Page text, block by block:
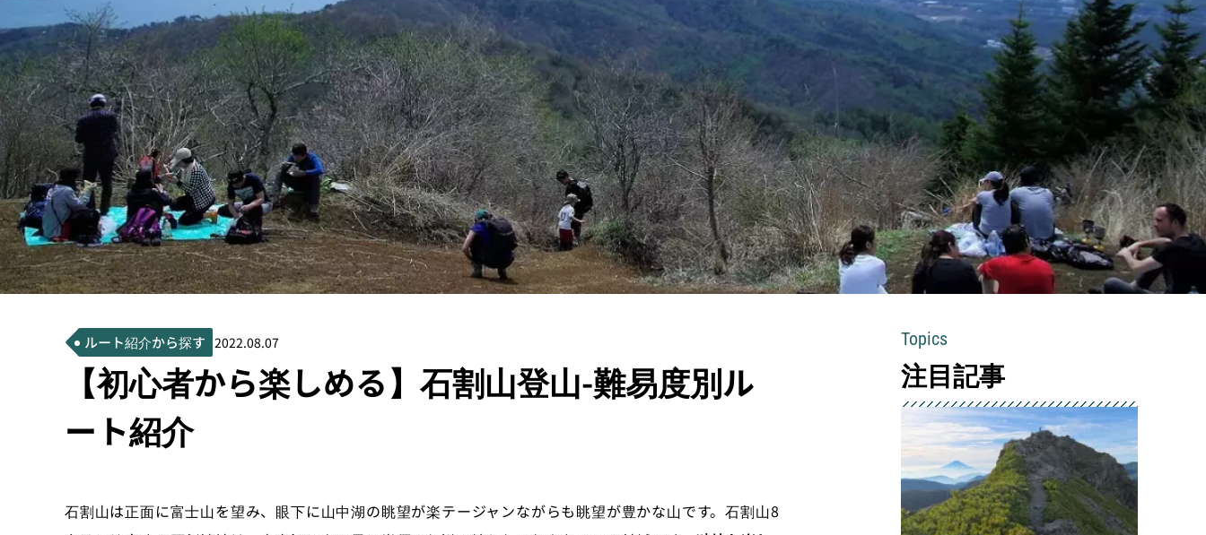
ルート紹介から探す 2022.08.07
【初心者から楽しめる】石割山登山-難易度別ル
ート紹介
石割山は正面に富士山を望み、眼下に山中湖の眺望が楽テージャンながらも眺望が豊かな山です。石割山8
Topics
注目記事